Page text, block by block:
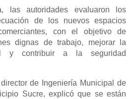
las autoridades evaluaron los
de los nuevos espacios
con el objetivo de
dignas de trabajo, mejorar la
y contribuir a la seguridad
de Ingeniería Municipal de
Sucre, explicó que se están